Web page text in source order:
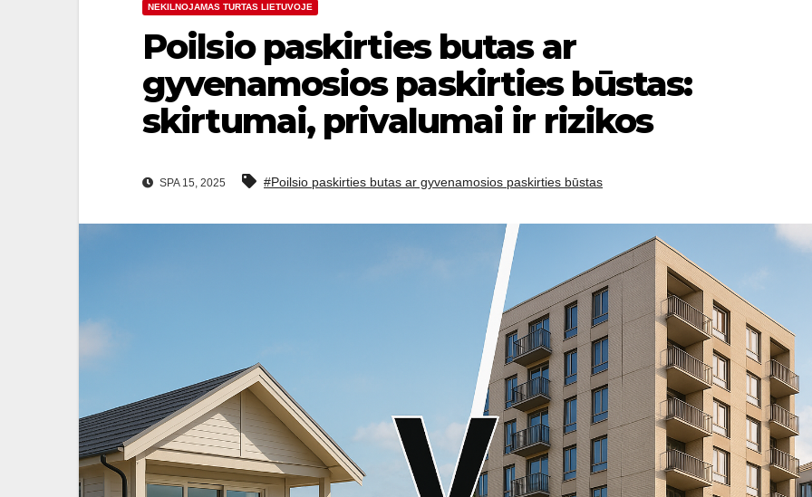
NEKILNOJAMAS TURTAS LIETUVOJE
Poilsio paskirties butas ar
gyvenamosios paskirties būstas:
skirtumai, privalumai ir rizikos
SPA 15, 2025 #Poilsio paskirties butas ar gyvenamosios paskirties būstas